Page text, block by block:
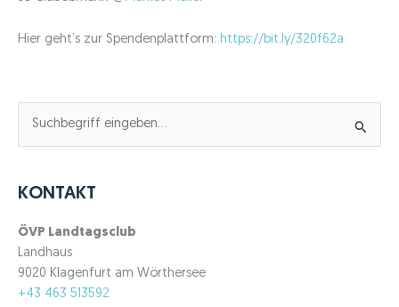
Hier geht’s zur Spendenplattform: https://bit.ly/320f62a
e
n
a
c
h
KONTAKT
ÖVP Landtagsclub
Landhaus
9020 Klagenfurt am Wörthersee
+43 463 513592